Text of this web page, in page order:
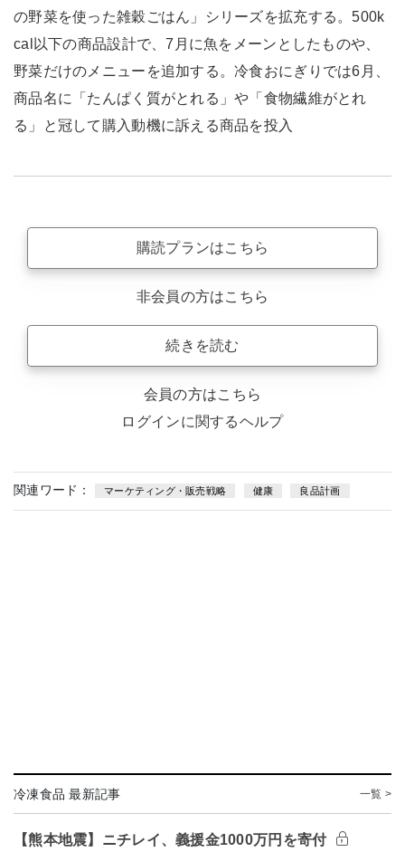
の野菜を使った雑穀ごはん」シリーズを拡充する。500k
cal以下の商品設計で、7月に魚をメーンとしたものや、
野菜だけのメニューを追加する。冷食おにぎりでは6月、
商品名に「たんぱく質がとれる」や「食物繊維がとれ
る」と冠して購入動機に訴える商品を投入
購読プランはこちら
非会員の方はこちら
続きを読む
会員の方はこちら
ログインに関するヘルプ
関連ワード： マーケティング・販売戦略 健康 良品計画
冷凍食品 最新記事 一覧 >
【熊本地震】ニチレイ、義援金1000万円を寄付